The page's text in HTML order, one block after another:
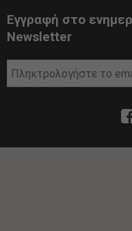
Εγγραφή στο
Newsletter